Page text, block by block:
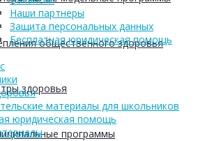
общественного здоровья
здоровья
программы
Наши партнеры
Защита персональных данных
Бесплатная юридическая помощь
материалы для школьников
юридическая помощь